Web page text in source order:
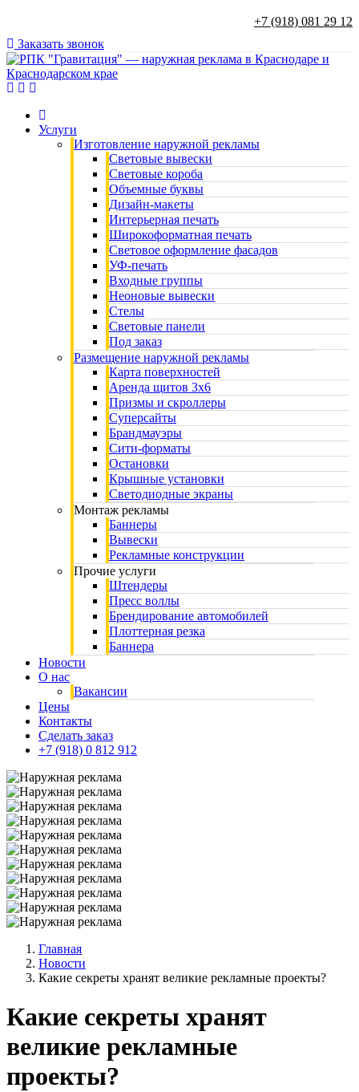
+7 (918) 081 29 12
Заказать звонок
Услуги
Изготовление наружной рекламы
Световые вывески
Световые короба
Объемные буквы
Дизайн-макеты
Интерьерная печать
Широкоформатная печать
Световое оформление фасадов
УФ-печать
Входные группы
Неоновые вывески
Стелы
Световые панели
Под заказ
Размещение наружной рекламы
Карта поверхностей
Аренда щитов 3х6
Призмы и скроллеры
Суперсайты
Брандмауэры
Сити-форматы
Остановки
Крышные установки
Светодиодные экраны
Монтаж рекламы
Баннеры
Вывески
Рекламные конструкции
Прочие услуги
Штендеры
Пресс воллы
Брендирование автомобилей
Плоттерная резка
Баннера
Новости
О нас
Вакансии
Цены
Контакты
Сделать заказ
+7 (918) 0 812 912
Главная
Новости
Какие секреты хранят великие рекламные проекты?
Какие секреты хранят
великие рекламные
проекты?